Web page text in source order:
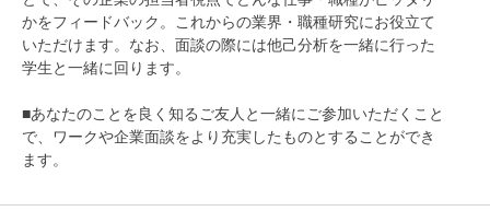
かをフィードバック。これからの業界・職種研究にお役立て
いただけます。なお、面談の際には他己分析を一緒に行った
学生と一緒に回ります。
■あなたのことを良く知るご友人と一緒にご参加いただくこと
で、ワークや企業面談をより充実したものとすることができ
ます。